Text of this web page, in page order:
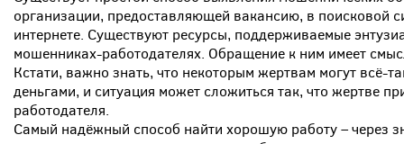
организации, предоставляющей вакансию, в поисковой
интернете. Существуют ресурсы, поддерживаемые
мошенниках-работодателях. Обращение к ним имеет
Кстати, важно знать, что некоторым жертвам могут
деньгами, и ситуация может сложиться так, что жертве
работодателя.
Самый надёжный способ найти хорошую работу – через